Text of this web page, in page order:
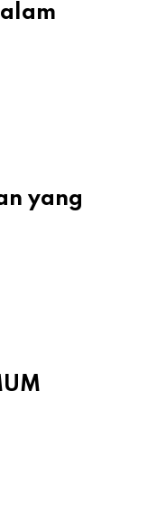
yang